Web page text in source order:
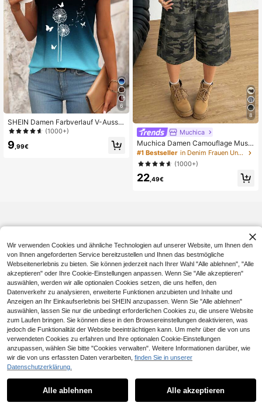
6
SHEIN Damen Farbverlauf V-Aussc
hnitt Kurzarm Top, minimalistisch u
er
(1000+)
9 ,99€
8
Muchica
Muchica Damen Camouflage Must
er Taschen Loose Lässig Bermuda
Shorts, Damen Cargo Shorts Camo
Shorts
#1 Bestseller
in Denim Frauen Unterteile
(1000+)
22 ,49€
Wir verwenden Cookies und ähnliche Technologien auf unserer Website, um Ihnen den
von Ihnen angeforderten Service bereitzustellen und Ihnen das bestmögliche
Webseitenerlebnis zu bieten. Sie können jederzeit nach Ihrer Wahl "Alle ablehnen", "Alle
akzeptieren" oder Ihre Cookie-Einstellungen anpassen. Wenn Sie "Alle akzeptieren"
auswählen, werden wir alle optionalen Cookies setzen, die uns helfen, den
Datenverkehr zu analysieren, erweiterte Funktionen anzubieten und Inhalte und
Anzeigen an Ihr Einkaufserlebnis bei SHEIN anzupassen. Wenn Sie "Alle ablehnen"
auswählen, lassen Sie nur die unbedingt erforderlichen Cookies zu, die unsere Website
zum Laufen bringen. Sie können diese in den Browsereinstellungen deaktivieren, was
jedoch die Funktionalität der Website beeinträchtigen kann. Um mehr über die von uns
verwendeten Cookies zu erfahren und Ihre optionalen Cookie-Einstellungen
anzupassen, wählen Sie bitte "Cookies verwalten". Weitere Informationen darüber, wie
wir die von uns erfassten Daten verarbeiten, finden Sie in unserer
Datenschutzerklärung.
Alle ablehnen Alle akzeptieren